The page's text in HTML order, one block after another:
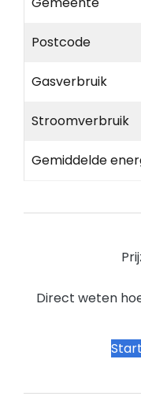
Postcode
Gasverbruik
Stroomverbruik
Gemiddelde
Direct weten